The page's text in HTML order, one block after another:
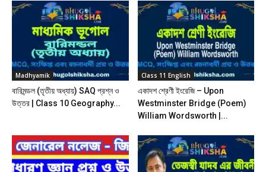
Madhyamik
বারিমন্ডল (তৃতীয় অধ্যায়) SAQ প্রশ্ন ও
উত্তর | Class 10 Geography...
Class 11 English
একাদশ শ্রেণী ইংরেজি – Upon
Westminster Bridge (Poem)
William Wordsworth |...